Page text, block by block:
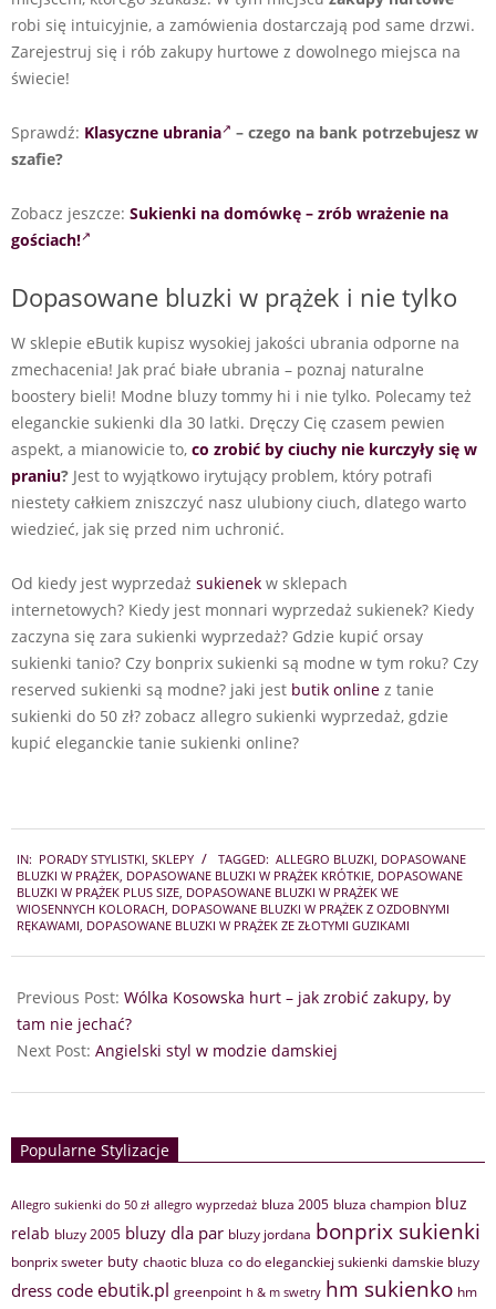
robi się intuicyjnie, a zamówienia dostarczają pod same drzwi.
Zarejestruj się i rób zakupy hurtowe z dowolnego miejsca na
świecie!
Sprawdź: Klasyczne ubrania
– czego na bank potrzebujesz w
szafie?
Zobacz jeszcze: Sukienki na domówkę – zrób wrażenie na
gościach!
Dopasowane bluzki w prążek i nie tylko
W sklepie eButik kupisz wysokiej jakości ubrania odporne na
zmechacenia! Jak prać białe ubrania – poznaj naturalne
boostery bieli! Modne bluzy tommy hi i nie tylko. Polecamy też
eleganckie sukienki dla 30 latki. Dręczy Cię czasem pewien
aspekt, a mianowicie to, co zrobić by ciuchy nie kurczyły się w
praniu? Jest to wyjątkowo irytujący problem, który potrafi
niestety całkiem zniszczyć nasz ulubiony ciuch, dlatego warto
wiedzieć, jak się przed nim uchronić.
Od kiedy jest wyprzedaż sukienek w sklepach
internetowych? Kiedy jest monnari wyprzedaż sukienek? Kiedy
zaczyna się zara sukienki wyprzedaż? Gdzie kupić orsay
sukienki tanio? Czy bonprix sukienki są modne w tym roku? Czy
reserved sukienki są modne? jaki jest butik online z tanie
sukienki do 50 zł? zobacz allegro sukienki wyprzedaż, gdzie
kupić eleganckie tanie sukienki online?
03-
10
IN: PORADY STYLISTKI, SKLEPY TAGGED: ALLEGRO BLUZKI, DOPASOWANE
BLUZKI W PRĄŻEK, DOPASOWANE BLUZKI W PRĄŻEK KRÓTKIE, DOPASOWANE
BLUZKI W PRĄŻEK PLUS SIZE, DOPASOWANE BLUZKI W PRĄŻEK WE
WIOSENNYCH KOLORACH, DOPASOWANE BLUZKI W PRĄŻEK Z OZDOBNYMI
RĘKAWAMI, DOPASOWANE BLUZKI W PRĄŻEK ZE ZŁOTYMI GUZIKAMI
Previous Post: Wólka Kosowska hurt – jak zrobić zakupy, by
tam nie jechać?
Next Post: Angielski styl w modzie damskiej
Popularne Stylizacje
Allegro sukienki do 50 zł allegro wyprzedaż bluza 2005 bluza champion bluz
relab bluzy 2005 bluzy dla par bluzy jordana bonprix sukienki
bonprix sweter buty chaotic bluza co do eleganckiej sukienki damskie bluzy
dress code ebutik.pl greenpoint h & m swetry hm sukienko hm